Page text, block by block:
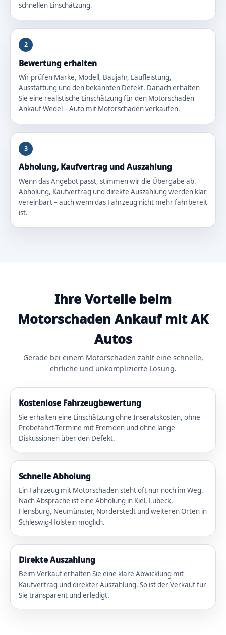
schnellen Einschätzung.
2
Bewertung erhalten
Wir prüfen Marke, Modell, Baujahr, Laufleistung,
Ausstattung und den bekannten Defekt. Danach erhalten
Sie eine realistische Einschätzung für den Motorschaden
Ankauf Wedel – Auto mit Motorschaden verkaufen.
3
Abholung, Kaufvertrag und Auszahlung
Wenn das Angebot passt, stimmen wir die Übergabe ab.
Abholung, Kaufvertrag und direkte Auszahlung werden klar
vereinbart – auch wenn das Fahrzeug nicht mehr fahrbereit
ist.
Ihre Vorteile beim
Motorschaden Ankauf mit AK
Autos
Gerade bei einem Motorschaden zählt eine schnelle,
ehrliche und unkomplizierte Lösung.
Kostenlose Fahrzeugbewertung
Sie erhalten eine Einschätzung ohne Inseratskosten, ohne
Probefahrt-Termine mit Fremden und ohne lange
Diskussionen über den Defekt.
Schnelle Abholung
Ein Fahrzeug mit Motorschaden steht oft nur noch im Weg.
Nach Absprache ist eine Abholung in Kiel, Lübeck,
Flensburg, Neumünster, Norderstedt und weiteren Orten in
Schleswig-Holstein möglich.
Direkte Auszahlung
Beim Verkauf erhalten Sie eine klare Abwicklung mit
Kaufvertrag und direkter Auszahlung. So ist der Verkauf für
Sie transparent und erledigt.